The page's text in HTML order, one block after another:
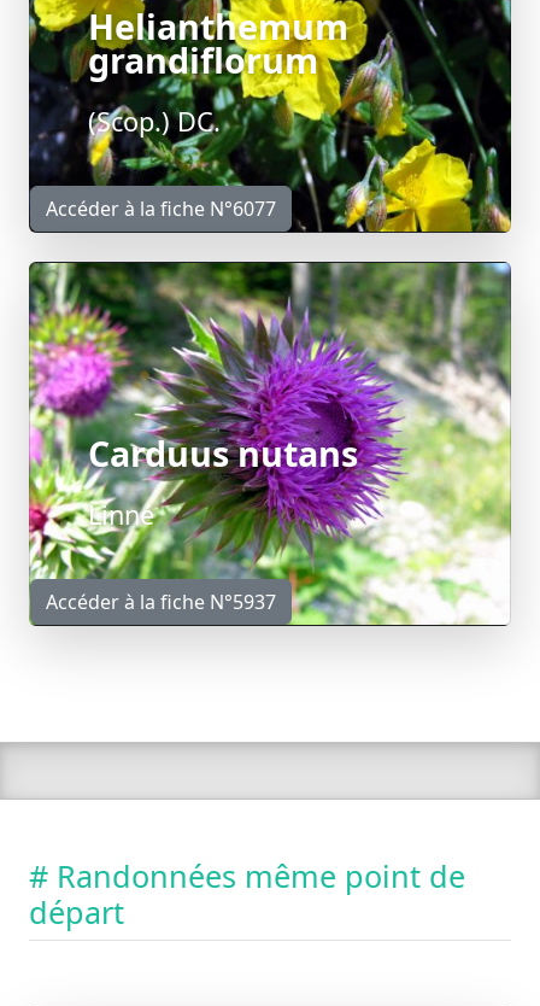
Helianthemum
grandiflorum
(Scop.) DC.
Accéder à la fiche N°6077
Carduus nutans
Linné
Accéder à la fiche N°5937
# Randonnées même point de
départ